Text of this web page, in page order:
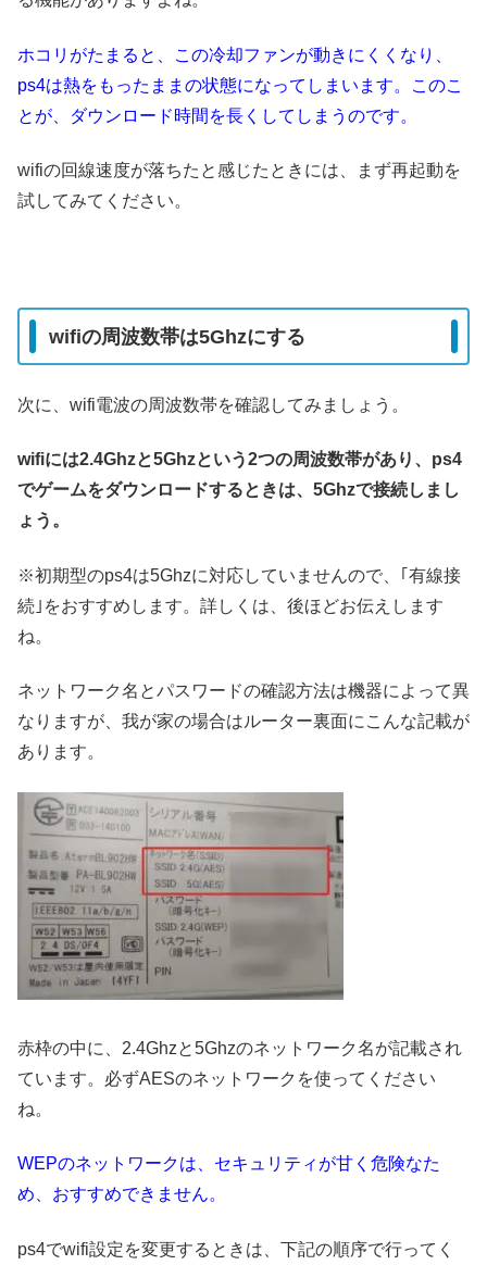
ホコリがたまると、この冷却ファンが動きにくくなり、
ps4は熱をもったままの状態になってしまいます。このこ
とが、ダウンロード時間を長くしてしまうのです。
wifiの回線速度が落ちたと感じたときには、まず再起動を
試してみてください。
wifiの周波数帯は5Ghzにする
次に、wifi電波の周波数帯を確認してみましょう。
wifiには2.4Ghzと5Ghzという2つの周波数帯があり、ps4
でゲームをダウンロードするときは、5Ghzで接続しまし
ょう。
※初期型のps4は5Ghzに対応していませんので、｢有線接
続｣をおすすめします。詳しくは、後ほどお伝えします
ね。
ネットワーク名とパスワードの確認方法は機器によって異
なりますが、我が家の場合はルーター裏面にこんな記載が
あります。
赤枠の中に、2.4Ghzと5Ghzのネットワーク名が記載され
ています。必ずAESのネットワークを使ってください
ね。
WEPのネットワークは、セキュリティが甘く危険なた
め、おすすめできません。
ps4でwifi設定を変更するときは、下記の順序で行ってく